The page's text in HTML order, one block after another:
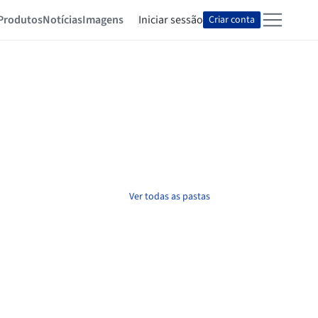
NotíciasImagens Iniciar sessão Criar conta
Ver todas as pastas